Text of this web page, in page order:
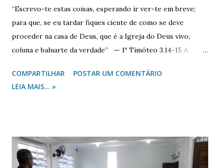
“Escrevo-te estas coisas, esperando ir ver-te em breve;
para que, se eu tardar fiques ciente de como se deve
proceder na casa de Deus, que é a Igreja do Deus vivo,
coluna e baluarte da verdade” — 1ª Timóteo 3.14-15 A
foi “pós-verdade”. Essa palavra é usada para mostrar como
as pessoas estão se deixando influenciar pelos apelos
possível escolher a mentira como palavra chave para se
compreender a dimensão da pecaminosidade humana.
COMPARTILHAR
POSTAR UM COMENTÁRIO
LEIA MAIS... »